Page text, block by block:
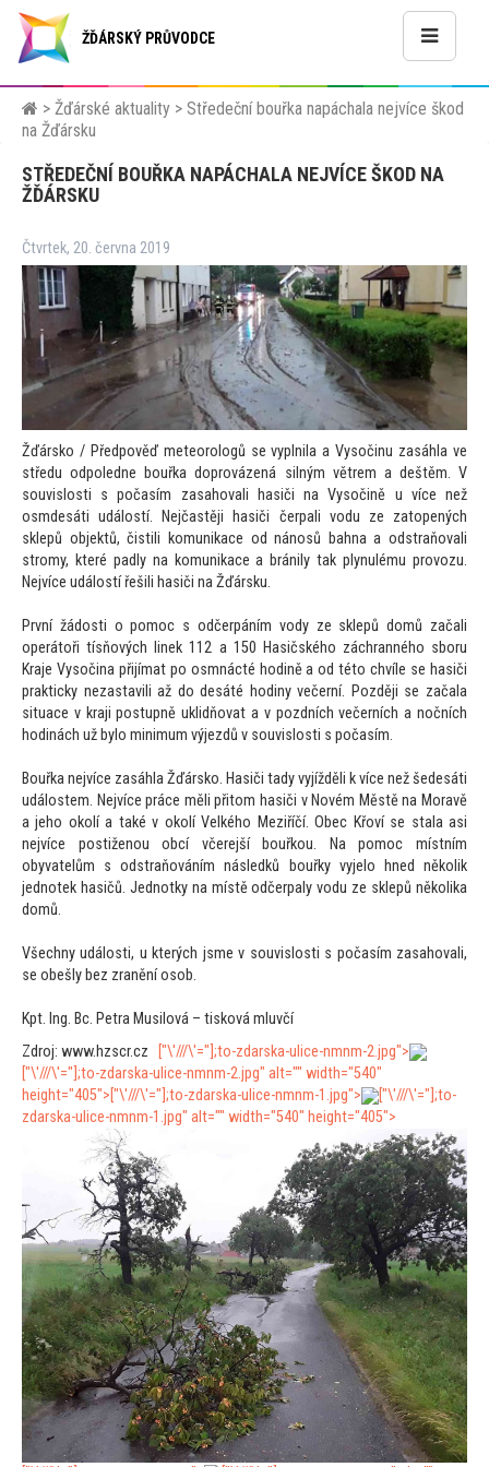
ŽĎÁRSKÝ PRŮVODCE
> Žďárské aktuality > Středeční bouřka napáchala nejvíce škod
na Žďársku
STŘEDEČNÍ BOUŘKA NAPÁCHALA NEJVÍCE ŠKOD NA
ŽĎÁRSKU
Čtvrtek, 20. června 2019
Žďársko / Předpověď meteorologů se vyplnila a Vysočinu zasáhla ve
středu odpoledne bouřka doprovázená silným větrem a deštěm. V
souvislosti s počasím zasahovali hasiči na Vysočině u více než
osmdesáti událostí. Nejčastěji hasiči čerpali vodu ze zatopených
sklepů objektů, čistili komunikace od nánosů bahna a odstraňovali
stromy, které padly na komunikace a bránily tak plynulému provozu.
Nejvíce událostí řešili hasiči na Žďársku.
První žádosti o pomoc s odčerpáním vody ze sklepů domů začali
operátoři tísňových linek 112 a 150 Hasičského záchranného sboru
Kraje Vysočina přijímat po osmnácté hodině a od této chvíle se hasiči
prakticky nezastavili až do desáté hodiny večerní. Později se začala
situace v kraji postupně uklidňovat a v pozdních večerních a nočních
hodinách už bylo minimum výjezdů v souvislosti s počasím.
Bouřka nejvíce zasáhla Žďársko. Hasiči tady vyjížděli k více než šedesáti
událostem. Nejvíce práce měli přitom hasiči v Novém Městě na Moravě
a jeho okolí a také v okolí Velkého Meziříčí. Obec Křoví se stala asi
nejvíce postiženou obcí včerejší bouřkou. Na pomoc místním
obyvatelům s odstraňováním následků bouřky vyjelo hned několik
jednotek hasičů. Jednotky na místě odčerpaly vodu ze sklepů několika
domů.
Všechny události, u kterých jsme v souvislosti s počasím zasahovali,
se obešly bez zranění osob.
Kpt. Ing. Bc. Petra Musilová – tisková mluvčí
Zdroj: www.hzscr.cz
["\'///\'="];to-zdarska-ulice-nmnm-2.jpg">
["\'///\'="];to-zdarska-ulice-nmnm-2.jpg" alt="" width="540"
height="405"> ["\'///\'="];to-zdarska-ulice-nmnm-1.jpg"> ["\'///\'="];to-
zdarska-ulice-nmnm-1.jpg" alt="" width="540" height="405">